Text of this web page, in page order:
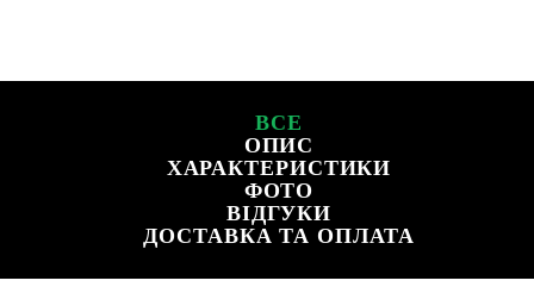
ВСЕ
ОПИС
ХАРАКТЕРИСТИКИ
ФОТО
ВІДГУКИ
ДОСТАВКА ТА ОПЛАТА